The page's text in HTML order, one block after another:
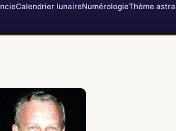
Calendrier lunaireNumérologieThème